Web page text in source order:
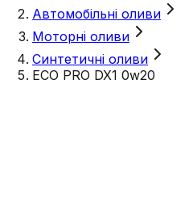
Автомобільні оливи
Моторні оливи
Синтетичні оливи
ECO PRO DX1 0w20